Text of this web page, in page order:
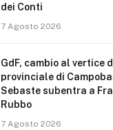
dei Conti
7 Agosto 2026
GdF, cambio al vertice
provinciale di
Sebaste subentra a
Rubbo
7 Agosto 2026